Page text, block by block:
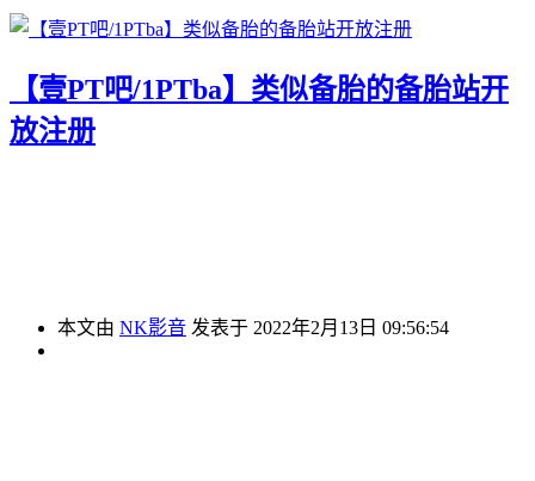
【壹PT吧/1PTba】类似备胎的备胎站开
放注册
本文由 NK影音 发表于 2022年2月13日 09:56:54